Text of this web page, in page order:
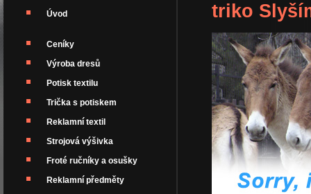
Úvod
Ceníky
Výroba dresů
Potisk textilu
Trička s potiskem
Reklamní textil
Strojová výšivka
Froté ručníky a osušky
Reklamní předměty
triko